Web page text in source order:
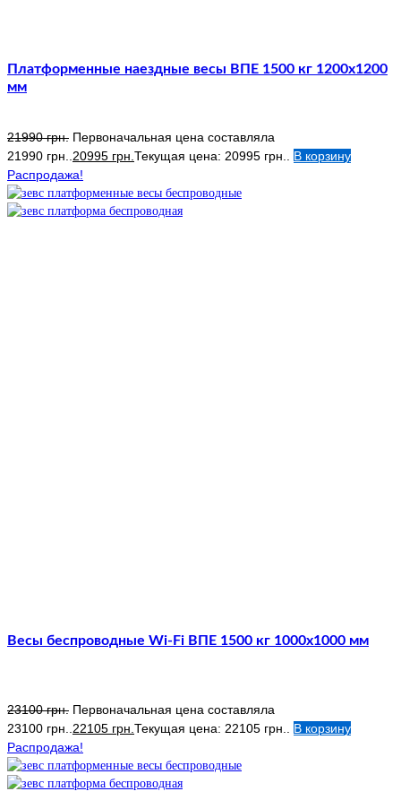
Платформенные наездные весы ВПЕ 1500 кг 1200х1200
мм
21990грн. Первоначальная цена составляла
21990 грн..20995 грн.Текущая цена: 20995 грн.. В корзину
Распродажа!
Весы беспроводные Wi-Fi ВПЕ 1500 кг 1000х1000 мм
23100грн. Первоначальная цена составляла
23100 грн.. 22105 грн. Текущая цена: 22105 грн..
В корзину
Распродажа!